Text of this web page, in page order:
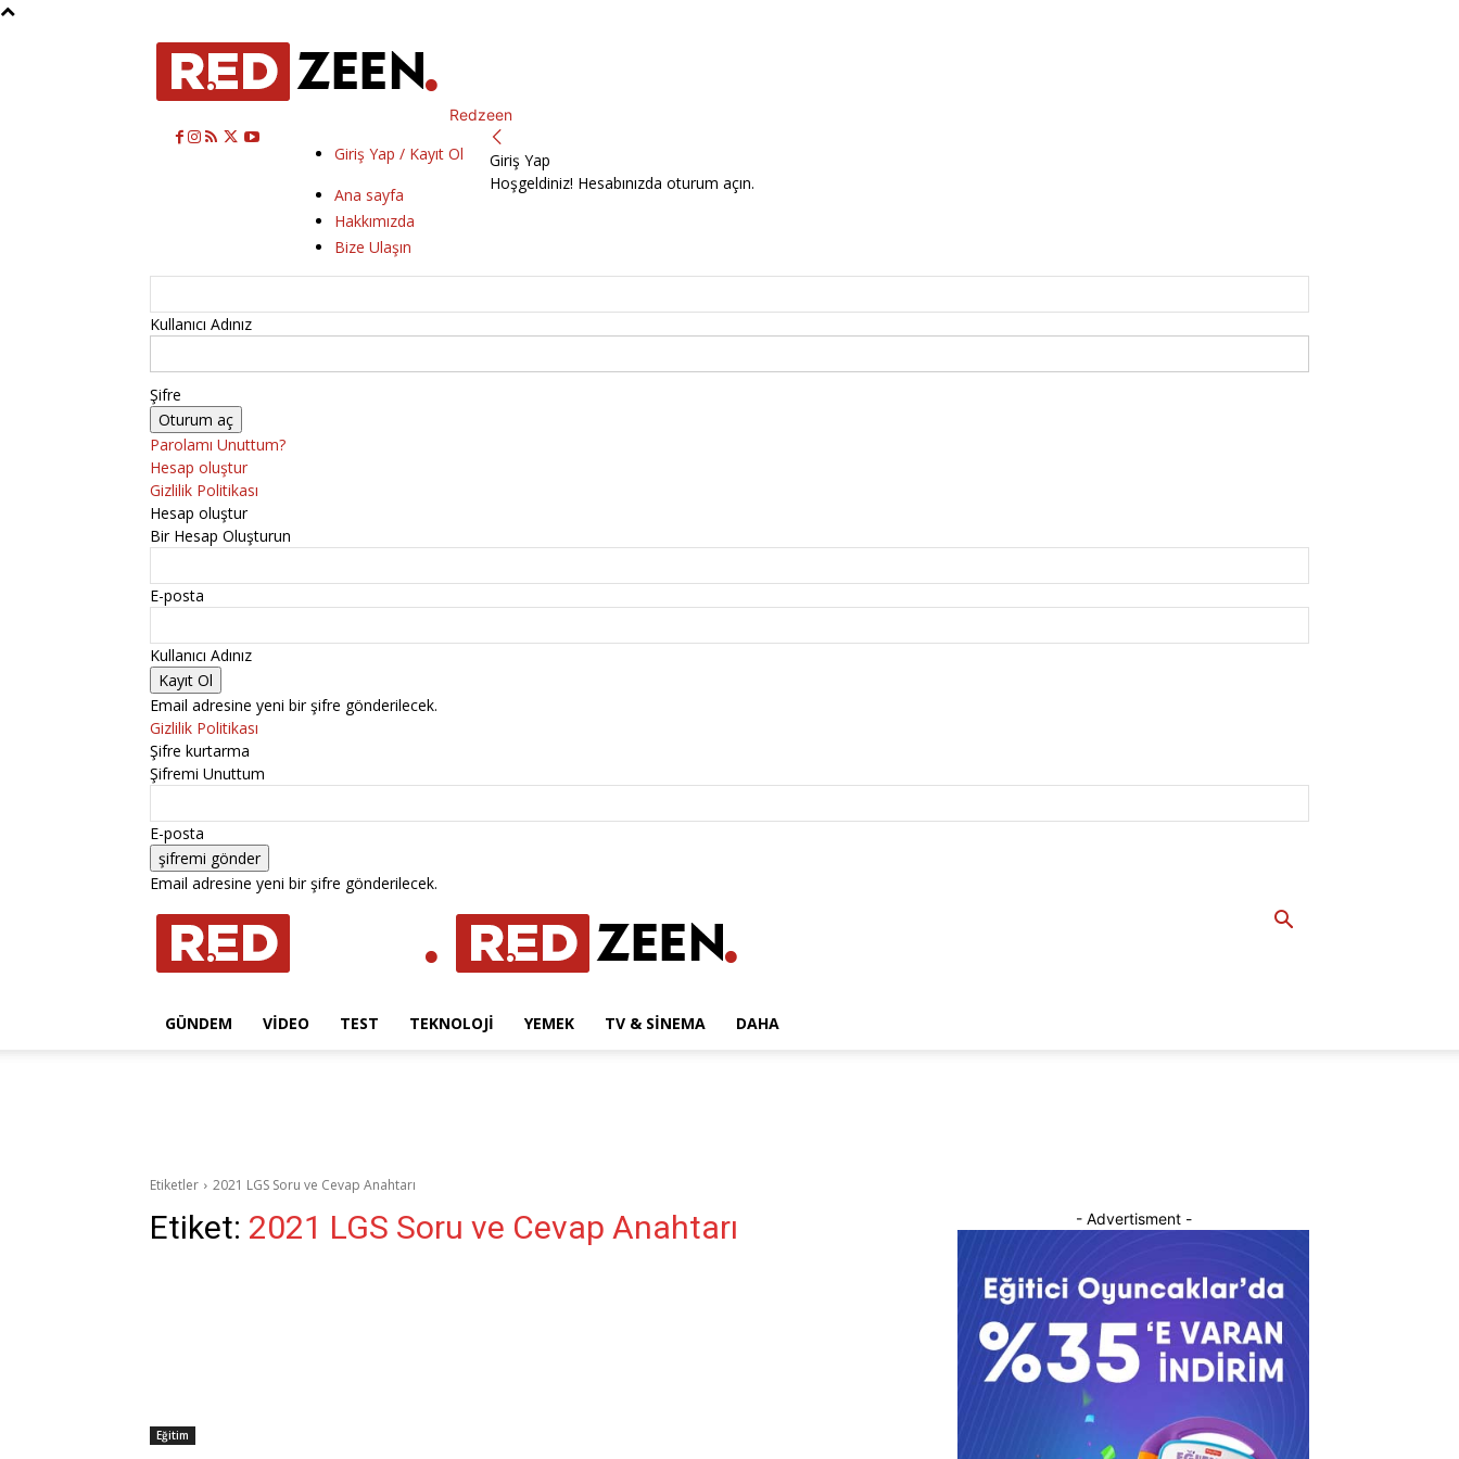
Redzeen
Giriş Yap / Kayıt Ol
Ana sayfa
Hakkımızda
Bize Ulaşın
Giriş Yap
Hoşgeldiniz! Hesabınızda oturum açın.
Kullanıcı Adınız
Şifre
Parolamı Unuttum?
Hesap oluştur
Gizlilik Politikası
Hesap oluştur
Bir Hesap Oluşturun
E-posta
Kullanıcı Adınız
Email adresine yeni bir şifre gönderilecek.
Gizlilik Politikası
Şifre kurtarma
Şifremi Unuttum
E-posta
Email adresine yeni bir şifre gönderilecek.
GÜNDEM VIDEO TEST TEKNOLOJI YEMEK TV & SINEMA DAHA
Etiketler 2021 LGS Soru ve Cevap Anahtarı
Etiket: 2021 LGS Soru ve Cevap Anahtarı
Eğitim
- Advertisment -